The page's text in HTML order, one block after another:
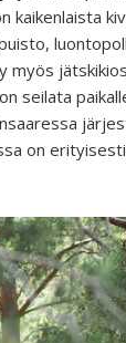
kaikenlaista
myös
seilata
on